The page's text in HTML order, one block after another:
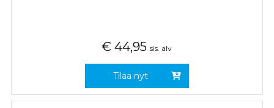
€ 44,95 sis. alv
Tilaa nyt